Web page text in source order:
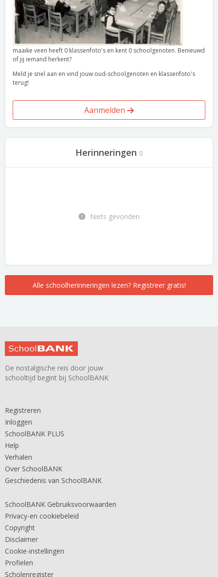
maaike veen heeft 0 klassenfoto's en kent 0 schoolgenoten. Benieuwd
of jij iemand herkent?
Meld je snel aan en vind jouw oud-schoolgenoten en klassenfoto's
terug!
Aanmelden
Herinneringen 0
Niets gevonden
Alle schoolherinneringen lezen? Registreer gratis!
De nostalgische reis door jouw
schooltijd begint bij SchoolBANK
Registreren
Inloggen
SchoolBANK PLUS
Help
Verhalen
Over SchoolBANK
Geschiedenis van SchoolBANK
SchoolBANK Gebruiksvoorwaarden
Privacy-en cookiebeleid
Copyright
Disclaimer
Cookie-instellingen
Profielen
Scholenregister